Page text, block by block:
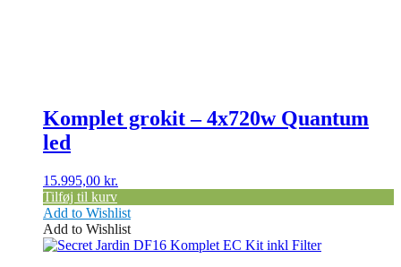
Komplet grokit – 4x720w Quantum
led
15.995,00 kr.
Tilføj til kurv
Add to Wishlist
Add to Wishlist
Dette